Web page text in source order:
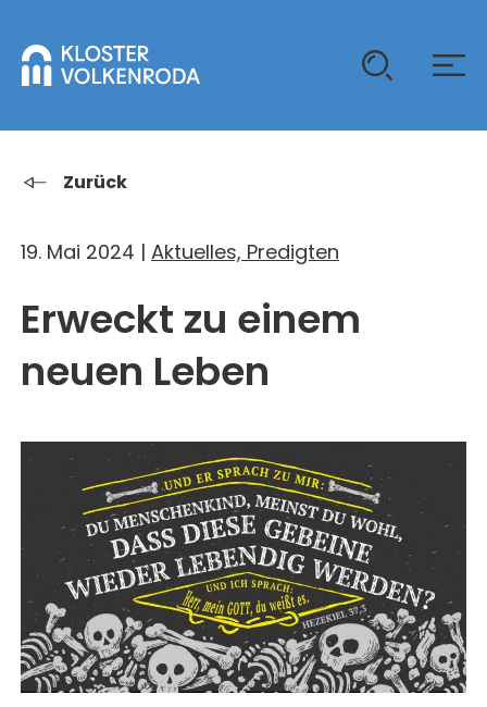
KLOSTER
ÜBER UNS
KOMMUNITÄT
CHRISTUS-PAVILLON
GESCHICHTE
GAST SEIN
KLOSTER AUF ZEIT
JUGENDGRUPPEN
ERWACHSENENGRUPPEN
UNTERNEHMEN
VERANSTALTUNGEN
GEBET & GOTTESDIENST
KONZERTE & MEHR
SEMINARE
FÜHRUNGEN
BUCHUNG
PREISE
UNTERKUNFT & VERPFLEGUNG
ANREISE
KONTAKT
MAGAZIN
ALLE
AKTUELLES
BERICHTE
MITHELFEN
JETZT SPENDEN
Zurück
19. Mai 2024 | Aktuelles, Predigten
Erweckt zu einem
neuen Leben